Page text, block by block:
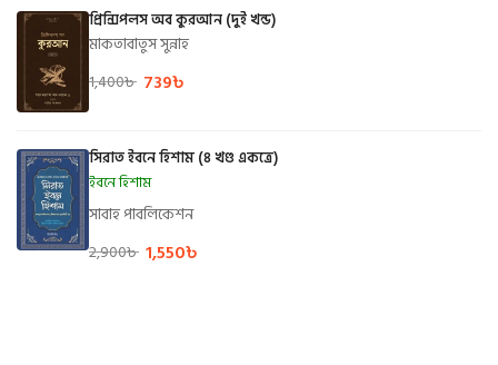
প্রিন্সিপলস অব কুরআন (দুই খন্ড)
মাকতাবাতুস সুন্নাহ
1,400৳ 739৳
সিরাত ইবনে হিশাম (৪ খণ্ড একত্রে)
ইবনে হিশাম
সাবাহ পাবলিকেশন
2,900৳ 1,550৳